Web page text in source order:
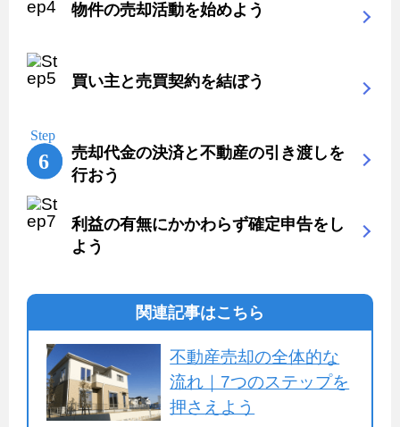
物件の売却活動を始めよう
買い主と売買契約を結ぼう
売却代金の決済と不動産の引き渡しを
行おう
利益の有無にかかわらず確定申告をし
よう
関連記事はこちら
不動産売却の全体的な
流れ｜7つのステップを
押さえよう